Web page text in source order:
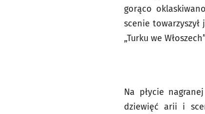
gorąco
scenie
„Turku we
Na płycie
dziewięć arii i